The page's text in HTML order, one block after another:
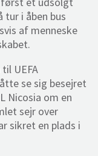
tur i åben bus
af menneske
UEFA
se sig besejret
Nicosia om en
sejr over
sikret en plads i